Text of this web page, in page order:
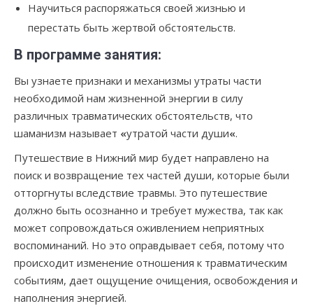
Научиться распоряжаться своей жизнью и
перестать быть жертвой обстоятельств.
В программе занятия:
Вы узнаете признаки и механизмы утраты части
необходимой нам жизненной энергии в силу
различных травматических обстоятельств, что
шаманизм называет «утратой части души«.
Путешествие в Нижний мир будет направлено на
поиск и возвращение тех частей души, которые были
отторгнуты вследствие травмы. Это путешествие
должно быть осознанно и требует мужества, так как
может сопровождаться оживлением неприятных
воспоминаний. Но это оправдывает себя, потому что
происходит изменение отношения к травматическим
событиям, дает ощущение очищения, освобождения и
наполнения энергией.